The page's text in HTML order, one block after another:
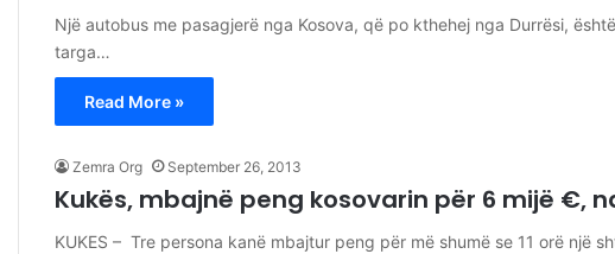
Një autobus me pasagjerë nga Kosova, që po kthehej nga Durrësi,
targa…
Read More »
Zemra Org September 26, 2013
Kukës, mbajnë peng kosovarin për 6 mijë €,
KUKES – Tre persona kanë mbajtur peng për më shumë se 11 orë një